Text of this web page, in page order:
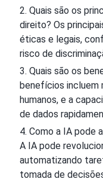
Quais são os
direito? Os
éticas e legais,
risco de
Quais são os
benefícios incluem
humanos, e a
de dados
Como a IA pode
A IA pode
automatizando
tomada de